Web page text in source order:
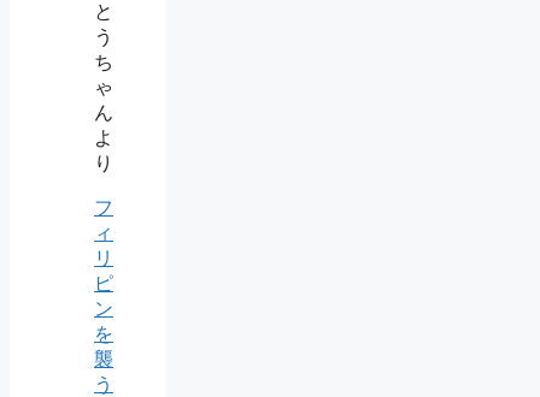
と
う
ち
ゃ
ん
よ
り
フ
ィ
リ
ピ
ン
を
襲
う